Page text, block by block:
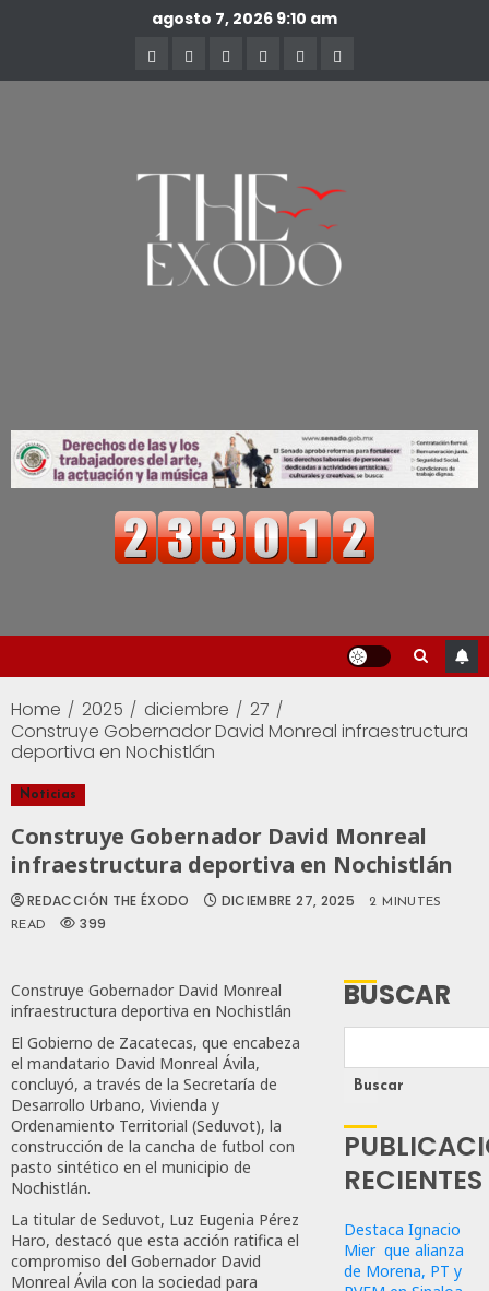
agosto 7, 2026 9:10 am
Home 2025 diciembre
27
Construye Gobernador David Monreal infraestructura
deportiva en Nochistlán
Noticias
Construye Gobernador David Monreal
infraestructura deportiva en Nochistlán
REDACCIÓN THE ÉXODO DICIEMBRE 27, 2025
2 MINUTES
READ
399
Construye Gobernador David Monreal
infraestructura deportiva en Nochistlán
El Gobierno de Zacatecas, que encabeza
el mandatario David Monreal Ávila,
concluyó, a través de la Secretaría de
Desarrollo Urbano, Vivienda y
Ordenamiento Territorial (Seduvot), la
construcción de la cancha de futbol con
pasto sintético en el municipio de
Nochistlán.
La titular de Seduvot, Luz Eugenia Pérez
Haro, destacó que esta acción ratifica el
compromiso del Gobernador David
Monreal Ávila con la sociedad para
BUSCAR
Buscar
RECIENTES
Destaca Ignacio
Mier que alianza
de Morena, PT y